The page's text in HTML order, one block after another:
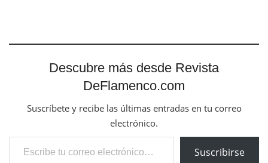
Descubre más desde Revista
DeFlamenco.com
Suscríbete y recibe las últimas entradas en tu correo
electrónico.
Escribe tu correo electrónico…
Suscribirse